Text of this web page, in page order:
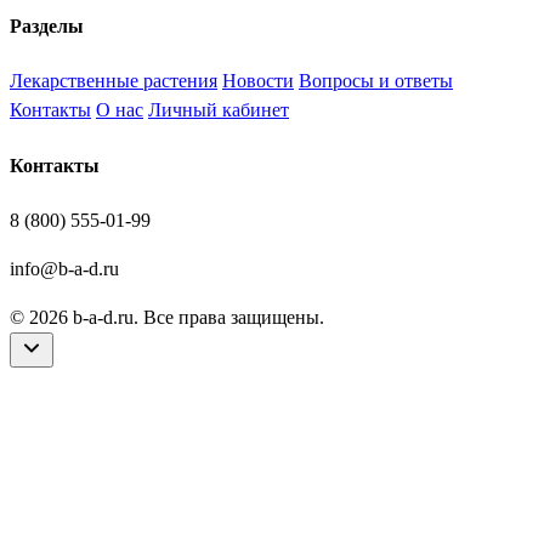
Разделы
Лекарственные растения Новости Вопросы и ответы
Контакты О нас Личный кабинет
Контакты
8 (800) 555-01-99
info@b-a-d.ru
© 2026 b-a-d.ru. Все права защищены.